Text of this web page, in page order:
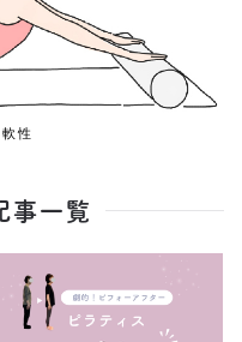
性
事一覧